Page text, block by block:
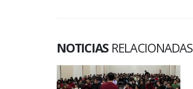
NOTICIAS RELACIONADAS